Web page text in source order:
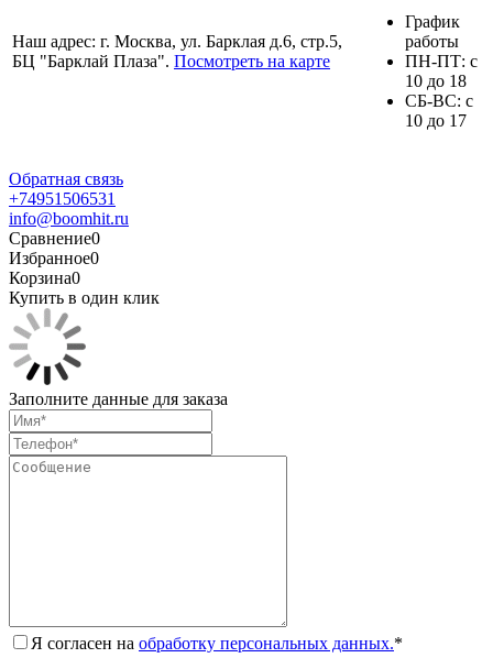
Наш адрес: г. Москва, ул. Барклая д.6, стр.5,
БЦ "Барклай Плаза". Посмотреть на карте
График
работы
ПH-ПТ: с
10 до 18
СБ-ВС: с
10 до 17
Обратная связь
+74951506531
info@boomhit.ru
Сравнение0
Избранное0
Корзина0
Купить в один клик
Заполните данные для заказа
Я согласен на обработку персональных данных.*